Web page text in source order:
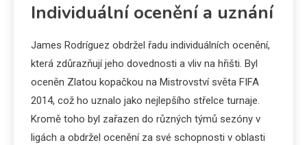
Individuální ocenění a uznání
James Rodríguez obdržel řadu individuálních ocenění,
která zdůrazňují jeho dovednosti a vliv na hřišti. Byl
oceněn Zlatou kopačkou na Mistrovství světa FIFA
2014, což ho uznalo jako nejlepšího střelce turnaje.
Kromě toho byl zařazen do různých týmů sezóny v
ligách a obdržel ocenění za své schopnosti v oblasti